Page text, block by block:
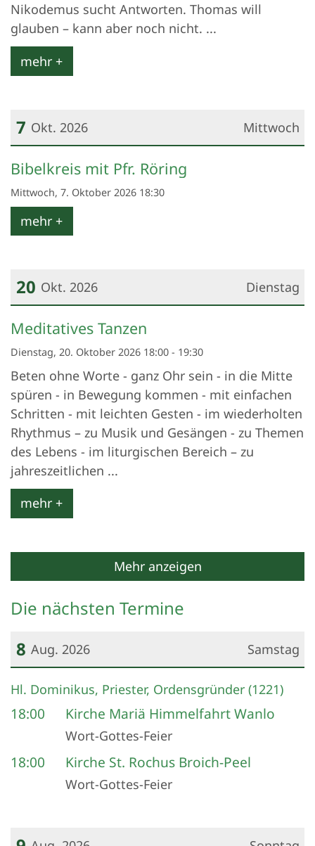
Nikodemus sucht Antworten. Thomas will
glauben – kann aber noch nicht. ...
mehr +
Mittwoch
7 Okt. 2026
Datum: 7. Oktober 2026
Bibelkreis mit Pfr. Röring
Mittwoch, 7. Oktober 2026 18:30
mehr +
Dienstag
20 Okt. 2026
Datum: 20. Oktober 2026
Meditatives Tanzen
Dienstag, 20. Oktober 2026 18:00 - 19:30
Beten ohne Worte - ganz Ohr sein - in die Mitte
spüren - in Bewegung kommen - mit einfachen
Schritten - mit leichten Gesten - im wiederholten
Rhythmus – zu Musik und Gesängen - zu Themen
des Lebens - im liturgischen Bereich – zu
jahreszeitlichen ...
mehr +
Mehr anzeigen
Die nächsten Termine
Samstag
8 Aug. 2026
Datum: 8. August 2026
Hl. Dominikus, Priester, Ordensgründer (1221)
18:00 Kirche Mariä Himmelfahrt Wanlo
Wort-Gottes-Feier
18:00 Kirche St. Rochus Broich-Peel
Wort-Gottes-Feier